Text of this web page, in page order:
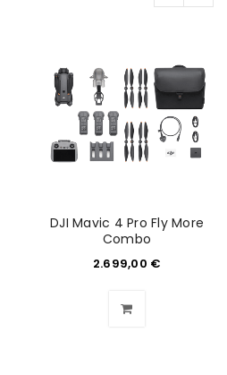
DJI Mavic 4 Pro Fly More
Combo
2.699,00 €